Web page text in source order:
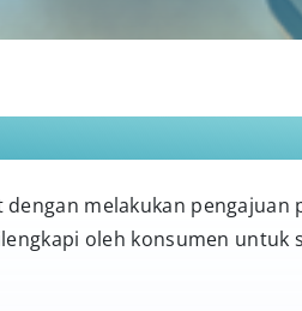
melakukan
oleh konsumen untuk